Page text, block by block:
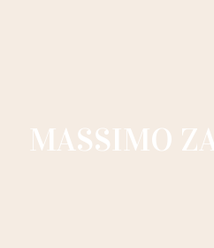
MASSIMO